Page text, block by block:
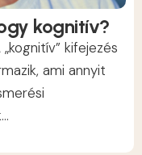
kognitív?
kifejezés
ami annyit